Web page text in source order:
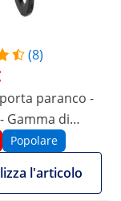
(8)
paranco -
Gamma di
- 110 mm
Popolare
l'articolo